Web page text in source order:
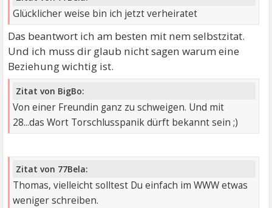
Glücklicher weise bin ich jetzt verheiratet
Das beantwort ich am besten mit nem selbstzitat.
Und ich muss dir glaub nicht sagen warum eine
Beziehung wichtig ist.
Zitat von BigBo:
Von einer Freundin ganz zu schweigen. Und mit
28...das Wort Torschlusspanik dürft bekannt sein ;)
Zitat von 77Bela:
Thomas, vielleicht solltest Du einfach im WWW etwas
weniger schreiben.